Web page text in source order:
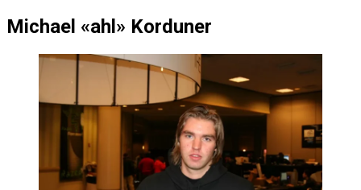
Michael «ahl» Korduner